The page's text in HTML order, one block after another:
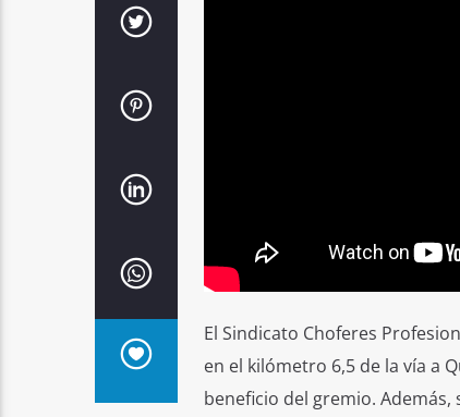
El Sindicato Choferes
en el kilómetro 6,5 de la vía a
beneficio del gremio.